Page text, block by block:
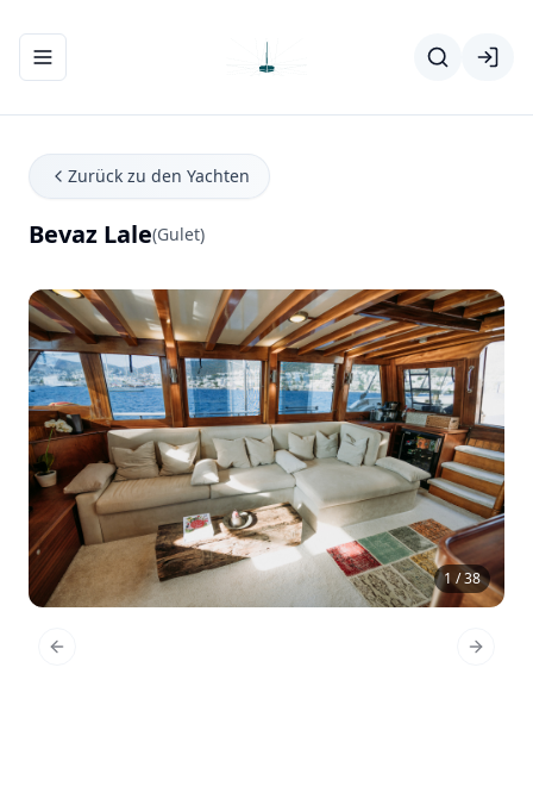
Navigationsmenü ein-/ausblenden
Zurück zu den Yachten
Bevaz Lale(Gulet)
1 / 38
Previous Slide Next